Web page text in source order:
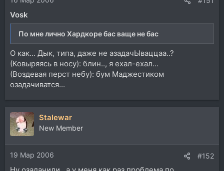
Vosk
По мне лично Хардкоре бас ваще не бас
О как... Дык, типа, даже не азадачЫваццаа..?
(Ковыряясь в носу): блин.., я ехал-ехал...
(Воздевая перст небу): бум Маджестиком
озадачиватся...
Stalewar
New Member
19 Мар 2006 #152